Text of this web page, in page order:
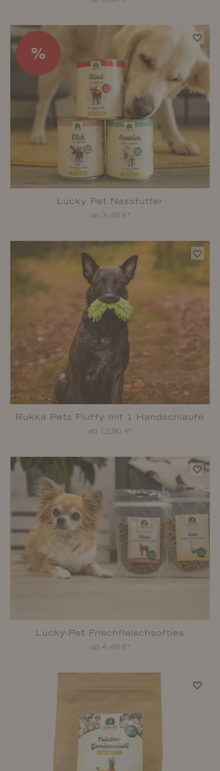
Lucky-Pet Frischfleischsofties
ab 4,49 €*
Lucky-Pet Früchte-Gemüsemüsli
ab 15,99 €*
Lucky-Pet Soft-Ringe
ab 4,99 €*
Lucky-Pet Mini-Shorty
ab 4,59 €*